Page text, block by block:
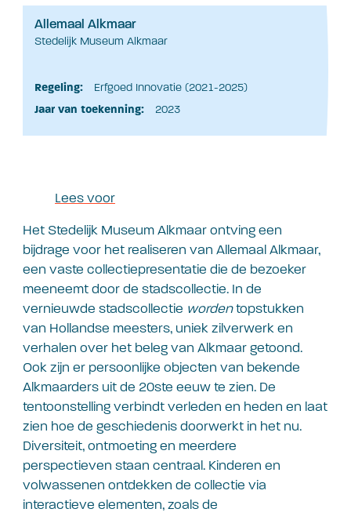
Allemaal Alkmaar
Stedelijk Museum Alkmaar
Regeling:
Erfgoed Innovatie (2021-2025)
Jaar van toekenning:
2023
Lees voor
Het Stedelijk Museum Alkmaar ontving een
bijdrage voor het realiseren van Allemaal Alkmaar,
een vaste collectiepresentatie die de bezoeker
meeneemt door de stadscollectie. In de
vernieuwde stadscollectie wordentopstukken
van Hollandse meesters, uniek zilverwerk en
verhalen over het beleg van Alkmaar getoond.
Ook zijn er persoonlijke objecten van bekende
Alkmaarders uit de 20ste eeuw te zien. De
tentoonstelling verbindt verleden en heden en laat
zien hoe de geschiedenis doorwerkt in het nu.
Diversiteit, ontmoeting en meerdere
perspectieven staan centraal. Kinderen en
volwassenen ontdekken de collectie via
interactieve elementen, zoals de